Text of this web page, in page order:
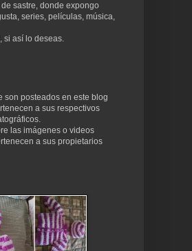
sastre, donde expongo
series, películas, música,
si así lo deseas.
son posteados en este blog
a sus respectivos
las imágenes o videos
a sus propietarios